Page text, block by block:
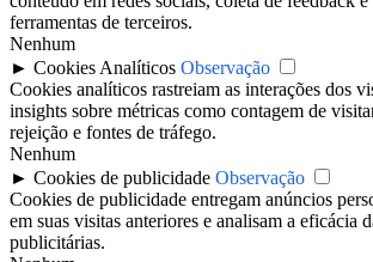
ferramentas de terceiros.
Nenhum
► Cookies Analíticos Observação
Cookies analíticos rastreiam as interações dos
insights sobre métricas como contagem de
rejeição e fontes de tráfego.
Nenhum
► Cookies de publicidade Observação
Cookies de publicidade entregam anúncios
em suas visitas anteriores e analisam a eficácia
publicitárias.